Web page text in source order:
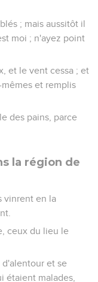
; mais aussitôt il
moi ; n'ayez point
et le vent cessa ; et
et remplis
des pains, parce
la région de
vinrent en la
ceux du lieu le
et se
étaient malades,